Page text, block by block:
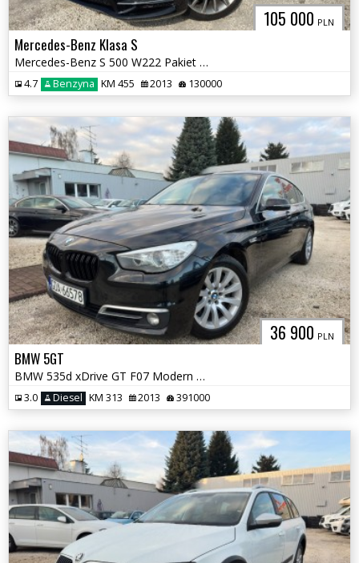
105 000 PLN
Mercedes-Benz Klasa S
Mercedes-Benz S 500 W222 Pakiet AMG
4.7 Benzyna KM 455 2013 130000
36 900 PLN
BMW 5GT
BMW 535d xDrive GT F07 Modern LIFT LCI
3.0 Diesel KM 313 2013 391000